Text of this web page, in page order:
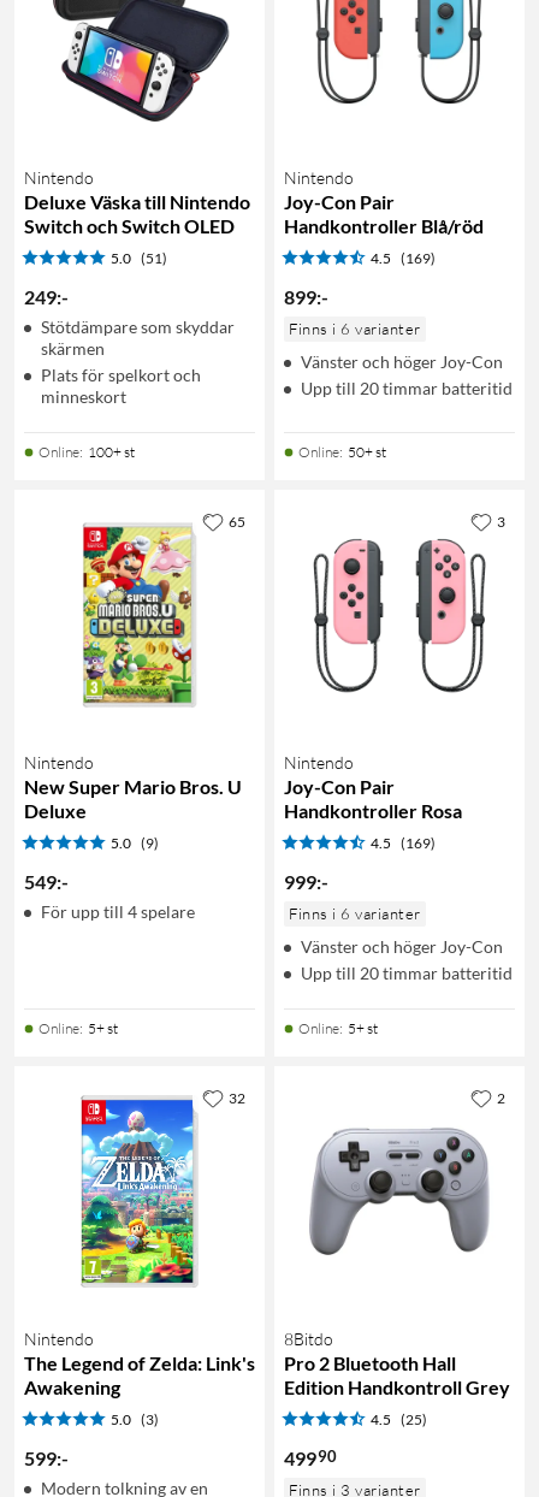
Nintendo
Deluxe Väska till Nintendo
Switch och Switch OLED
5.0 (51)
249:-
Stötdämpare som skyddar
skärmen
Plats för spelkort och
minneskort
Online: 100+ st
Nintendo
Joy-Con Pair
Handkontroller Blå/röd
4.5 (169)
899:-
Finns i 6 varianter
Vänster och höger Joy-Con
Upp till 20 timmar batteritid
Online: 50+ st
Nintendo
New Super Mario Bros. U
Deluxe
5.0 (9)
549:-
För upp till 4 spelare
Online: 5+ st
65
Nintendo
Joy-Con Pair
Handkontroller Rosa
4.5 (169)
999:-
Finns i 6 varianter
Vänster och höger Joy-Con
Upp till 20 timmar batteritid
Online: 5+ st
3
Nintendo
The Legend of Zelda: Link's
Awakening
5.0 (3)
599:-
Modern tolkning av en
32
8Bitdo
Pro 2 Bluetooth Hall
Edition Handkontroll Grey
4.5 (25)
49990
Finns i 3 varianter
2